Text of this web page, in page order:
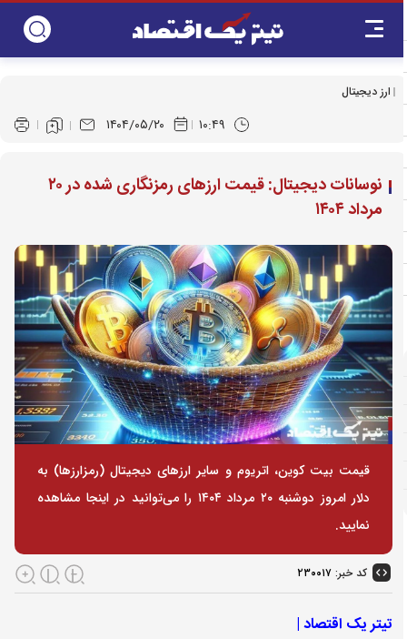
ارز دیجیتال
۱۴۰۴/۰۵/۲۰ ۱۰:۴۹
نوسانات دیجیتال: قیمت ارز‌های رمزنگاری شده در ۲۰
مرداد ۱۴۰۴
قیمت بیت کوین، اتریوم و سایر ارز‌های دیجیتال (رمزارزها) به
دلار امروز دوشنبه ۲۰ مرداد ۱۴۰۴ را می‌توانید در اینجا مشاهده
نمایید.
کد خبر: ۲۳۰۰۱۷
تیتر یک اقتصاد |